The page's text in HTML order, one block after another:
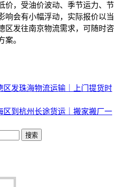
价，受油价波动、季节运力、节
响会有小幅浮动，实际报价以当
区发往南京物流需求，可随时咨
案。
区发珠海物流运输｜上门提货时
区到杭州长途货运｜搬家搬厂一
搜索